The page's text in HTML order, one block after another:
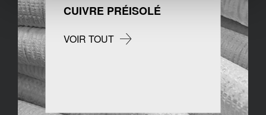
CUIVRE PRÉISOLÉ
VOIR TOUT